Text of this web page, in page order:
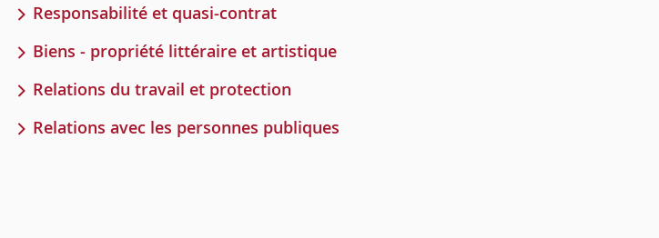
Responsabilité et quasi-contrat
Biens - propriété littéraire et artistique
Relations du travail et protection
Relations avec les personnes publiques